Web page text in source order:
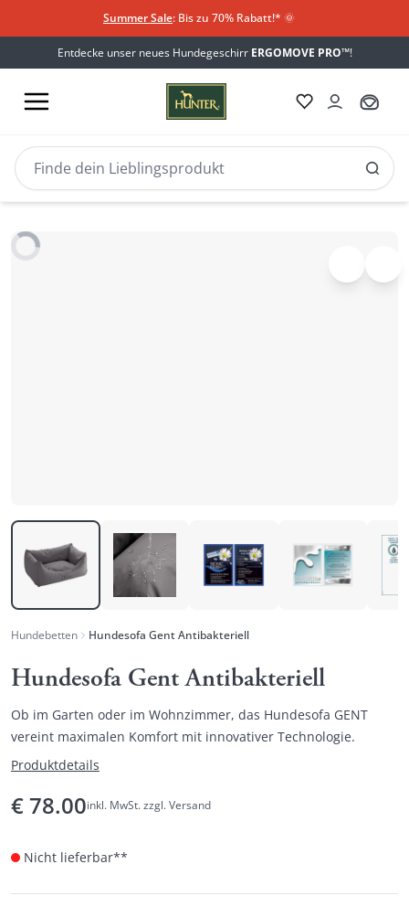
Summer Sale: Bis zu 70% Rabatt!* 🌞
Entdecke unser neues Hundegeschirr ERGOMOVE PRO™!
Hundebetten Hundesofa Gent Antibakteriell
Hundesofa Gent Antibakteriell
Ob im Garten oder im Wohnzimmer, das Hundesofa GENT
vereint maximalen Komfort mit innovativer Technologie.
Produktdetails
€78.00inkl. MwSt. zzgl. Versand
Nicht lieferbar**